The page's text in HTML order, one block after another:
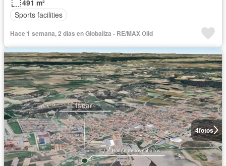
491 m²
Sports facilities
Hace 1 semana, 2 días en Globaliza - RE/MAX Olid
4fotos